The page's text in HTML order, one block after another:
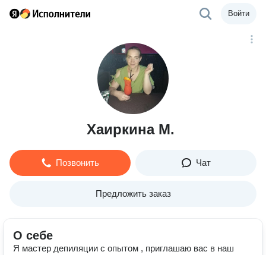
Войти
Хаиркина М.
Позвонить Чат
Предложить заказ
О себе
Я мастер депиляции с опытом , приглашаю вас в наш